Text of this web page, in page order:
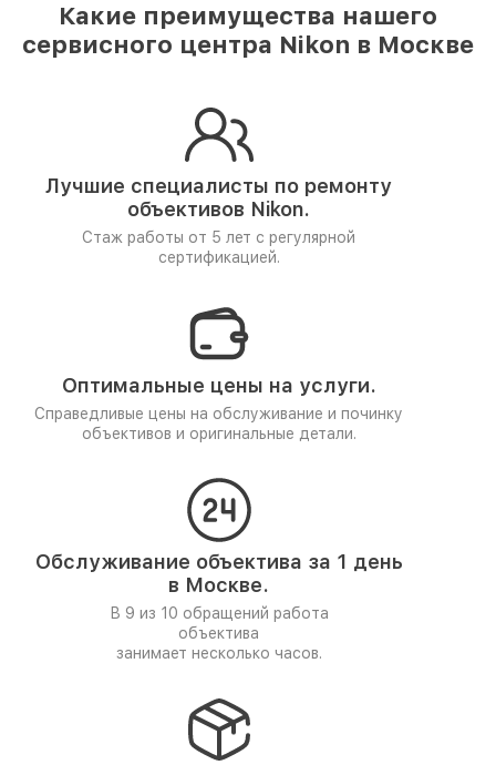
Какие преимущества нашего
сервисного центра Nikon в Москве
Лучшие специалисты по ремонту
объективов Nikon.
Стаж работы от 5 лет с регулярной
сертификацией.
Оптимальные цены на услуги.
Справедливые цены на обслуживание и починку
объективов и оригинальные детали.
Обслуживание объектива за 1 день
в Москве.
В 9 из 10 обращений работа
объектива
занимает несколько часов.